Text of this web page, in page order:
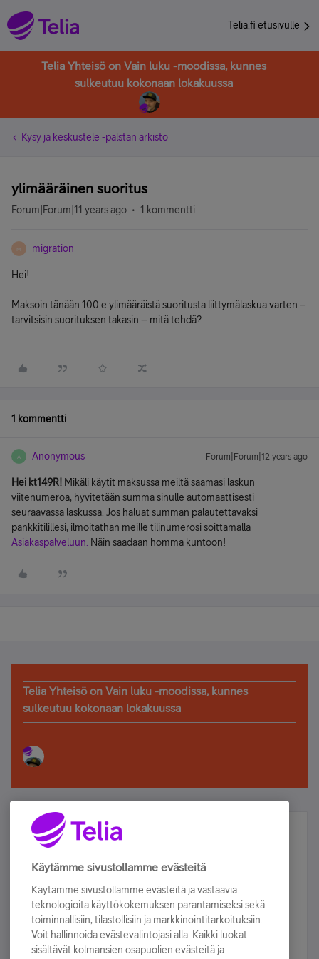
Telia.fi etusivulle
Telia Yhteisö on Vain luku -moodissa, kunnes
sulkeutuu kokonaan lokakuussa
Kysy ja keskustele -palstan arkisto
ylimääräinen suoritus
Forum|Forum|11 years ago 1 kommentti
M migration
Hei!
Maksoin tänään 100 e ylimääräistä suoritusta liittymälaskua varten –
tarvitsisin suorituksen takasin – mitä tehdä?
1 kommentti
A Anonymous Forum|Forum|12 years ago
Hei kt149R! Mikäli käytit maksussa meiltä saamasi laskun
viitenumeroa, hyvitetään summa sinulle automaattisesti
seuraavassa laskussa. Jos haluat summan palautettavaksi
pankkitilillesi, ilmoitathan meille tilinumerosi soittamalla
Asiakaspalveluun. Näin saadaan homma kuntoon!
Telia Yhteisö on Vain luku -moodissa, kunnes
sulkeutuu kokonaan lokakuussa
Älä jää paitsi – osallistu ja voita!
Tilaa Telian uutiskirje ja olet mukana arvonnassa.
sähköpostiisi.
Tilaa nyt
Käytämme sivustollamme evästeitä
Käytämme sivustollamme evästeitä ja vastaavia
teknologioita käyttökokemuksen parantamiseksi sekä
toiminnallisiin, tilastollisiin ja markkinointitarkoituksiin.
Voit hallinnoida evästevalintojasi alla. Kaikki luokat
sisältävät kolmansien osapuolien evästeitä ja